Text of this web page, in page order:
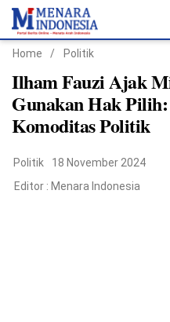
Home
Nasional
Metro
Home / Politik
Ilham Fauzi Ajak
Gunakan Hak
Komoditas Politik
Politik
18 November 2024
Editor : Menara Indonesia